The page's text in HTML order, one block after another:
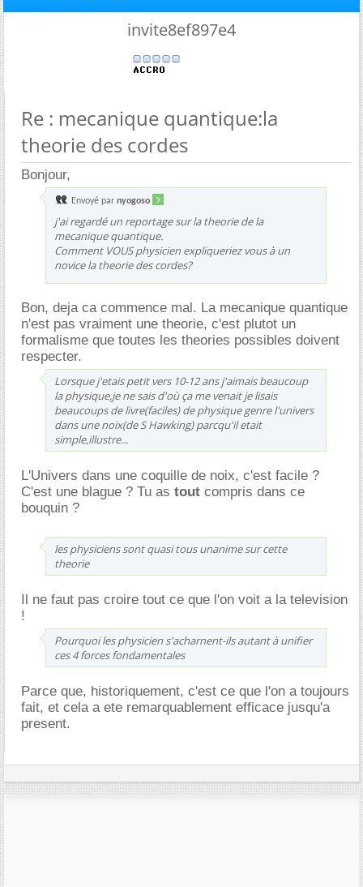
invite8ef897e4
Re : mecanique quantique:la
theorie des cordes
Bonjour,
Envoyé par nyogoso
j'ai regardé un reportage sur la theorie de la
mecanique quantique.
Comment VOUS physicien expliqueriez vous à un
novice la theorie des cordes?
Bon, deja ca commence mal. La mecanique quantique
n'est pas vraiment une theorie, c'est plutot un
formalisme que toutes les theories possibles doivent
respecter.
Lorsque j'etais petit vers 10-12 ans j'aimais beaucoup
la physique,je ne sais d'où ça me venait je lisais
beaucoups de livre(faciles) de physique genre l'univers
dans une noix(de S Hawking) parcqu'il etait
simple,illustre...
L'Univers dans une coquille de noix, c'est facile ?
C'est une blague ? Tu as tout compris dans ce
bouquin ?
les physiciens sont quasi tous unanime sur cette
theorie
Il ne faut pas croire tout ce que l'on voit a la television
!
Pourquoi les physicien s'acharnent-ils autant à unifier
ces 4 forces fondamentales
Parce que, historiquement, c'est ce que l'on a toujours
fait, et cela a ete remarquablement efficace jusqu'a
present.